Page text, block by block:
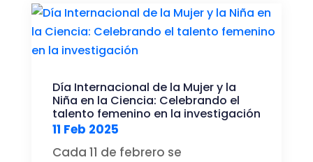
Día Internacional de la Mujer y la
Niña en la Ciencia: Celebrando el
talento femenino en la investigación
11 Feb 2025
Cada 11 de febrero se